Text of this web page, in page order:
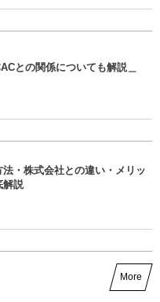
との関係についても解説＿
・株式会社との違い・メリッ
解説
More